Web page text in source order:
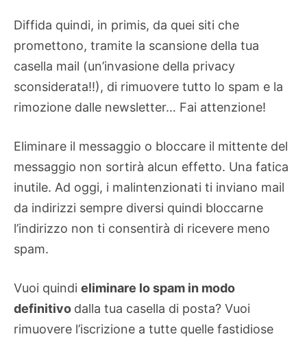
Diffida quindi, in primis, da quei siti che
promettono, tramite la scansione della tua
casella mail (un’invasione della privacy
sconsiderata!!), di rimuovere tutto lo spam e la
rimozione dalle newsletter… Fai attenzione!
Eliminare il messaggio o bloccare il mittente del
messaggio non sortirà alcun effetto. Una fatica
inutile. Ad oggi, i malintenzionati ti inviano mail
da indirizzi sempre diversi quindi bloccarne
l’indirizzo non ti consentirà di ricevere meno
spam.
Vuoi quindi eliminare lo spam in modo
definitivo dalla tua casella di posta? Vuoi
rimuovere l’iscrizione a tutte quelle fastidiose